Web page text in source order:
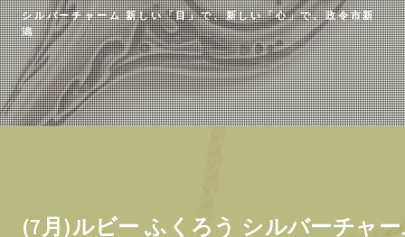
シルバーチャーム 新しい「目」で、新しい「心」で、政令市新
潟
(7月)ルビー ふくろう シルバーチャ